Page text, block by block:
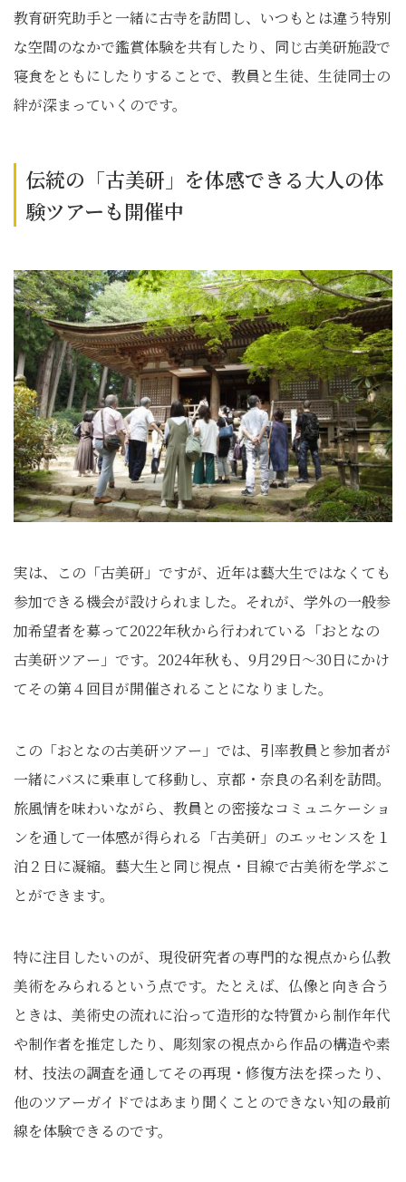
教育研究助手と一緒に古寺を訪問し、いつもとは違う特別
な空間のなかで鑑賞体験を共有したり、同じ古美研施設で
寝食をともにしたりすることで、教員と生徒、生徒同士の
絆が深まっていくのです。
伝統の「古美研」を体感できる大人の体
験ツアーも開催中
実は、この「古美研」ですが、近年は藝大生ではなくても
参加できる機会が設けられました。それが、学外の一般参
加希望者を募って2022年秋から行われている「おとなの
古美研ツアー」です。2024年秋も、9月29日～30日にかけ
てその第４回目が開催されることになりました。
この「おとなの古美研ツアー」では、引率教員と参加者が
一緒にバスに乗車して移動し、京都・奈良の名刹を訪問。
旅風情を味わいながら、教員との密接なコミュニケーショ
ンを通して一体感が得られる「古美研」のエッセンスを１
泊２日に凝縮。藝大生と同じ視点・目線で古美術を学ぶこ
とができます。
特に注目したいのが、現役研究者の専門的な視点から仏教
美術をみられるという点です。たとえば、仏像と向き合う
ときは、美術史の流れに沿って造形的な特質から制作年代
や制作者を推定したり、彫刻家の視点から作品の構造や素
材、技法の調査を通してその再現・修復方法を探ったり、
他のツアーガイドではあまり聞くことのできない知の最前
線を体験できるのです。